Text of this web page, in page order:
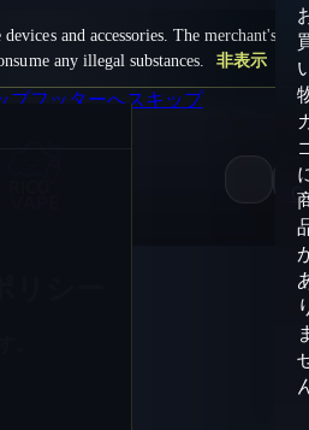
and accessories. The merchant's
any illegal substances.
非表示
プフッターへスキップ
0
リシー
。